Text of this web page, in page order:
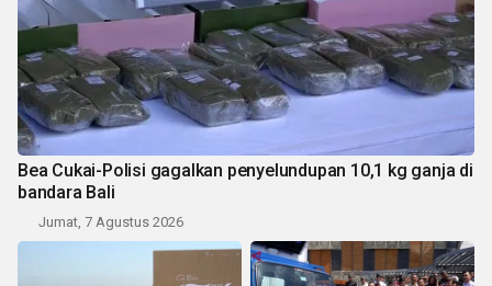
Bea Cukai-Polisi gagalkan penyelundupan 10,1 kg ganja di
bandara Bali
Jumat, 7 Agustus 2026